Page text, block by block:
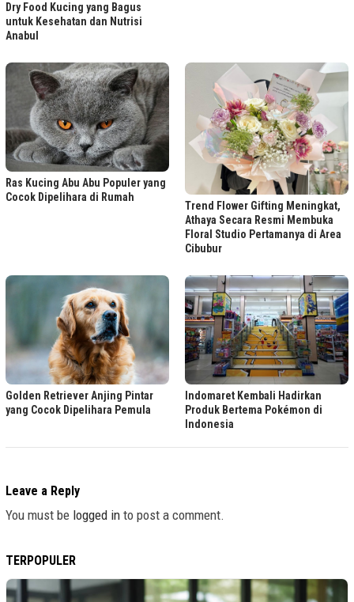
Dry Food Kucing yang Bagus
untuk Kesehatan dan Nutrisi
Anabul
Ras Kucing Abu Abu Populer yang
Cocok Dipelihara di Rumah
Trend Flower Gifting Meningkat,
Athaya Secara Resmi Membuka
Floral Studio Pertamanya di Area
Cibubur
Golden Retriever Anjing Pintar
yang Cocok Dipelihara Pemula
Indomaret Kembali Hadirkan
Produk Bertema Pokémon di
Indonesia
Leave a Reply
You must be logged in to post a comment.
TERPOPULER